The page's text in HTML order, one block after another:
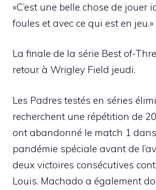
«C’est une belle chose de jouer
foules et avec ce qui est en jeu.»
La finale de la série Best of-
retour à Wrigley Field jeudi.
Les Padres testés en séries
recherchent une répétition de
ont abandonné le match 1
pandémie spéciale avant de
deux victoires consécutives
Louis. Machado a également